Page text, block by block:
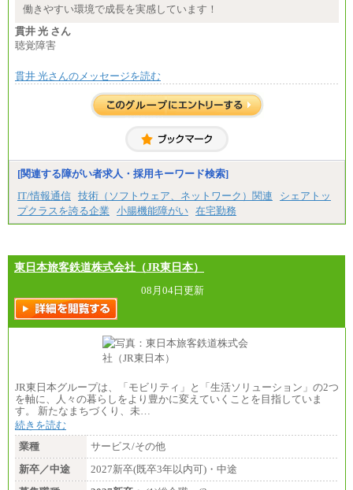
※詳細はJTBキャリアサイトよりご確認ください。
総合職 月給220,000～230,000円＋地域間調整給
整給
※詳細はJTBキャリアサイトよりご確認ください。
■(株)JTBコミュニケーションデザイン
総合職 月給230,000円
みなし残業手当：20,000円（一律支給）※みなし
残業手当の残業時間は10.43時間。
間に応じて、時間外手当等を支給。
エリアサポート職 月給188,000円
■（株）JTBグローバルマーケティング＆トラベル
訪日事業職 月給202,000～227,000円＋地域間調整
給
※詳細はJTBキャリアサイトよりご確認ください。
■(株)JTBビジネストランスフォーム
総合職 月給205,000～225,000円＋地域間調整給
エリア総合職 月給185,000円＋地域間調整給
■(株)JTBデータサービス ※2027年新卒募集終了
総合職 月給186,000～194,000円＋地域手当
■I&Jデジタルイノベーション(株)
総合職 月給224,500～242,600円＋地域手当
※詳細はJTBキャリアサイトよりご確認ください。
働きやすい環境で成長を実感しています！
貫井 光 さん
聴覚障害
貫井 光さんのメッセージを読む
[関連する障がい者求人・採用キーワード検索]
IT/情報通信 技術（ソフトウェア、ネットワーク）関連
シェアトッ
プクラスを誇る企業
小腸機能障がい 在宅勤務
東日本旅客鉄道株式会社（JR東日本）
08月04日更新
JR東日本グループは、「モビリティ」と「生活ソリューション」の2つ
を軸に、人々の暮らしをより豊かに変えていくことを目指していま
す。 新たなまちづくり、未…
続きを読む
業種
サービス/その他
新卒／中途
2027新卒(既卒3年以内可)・中途